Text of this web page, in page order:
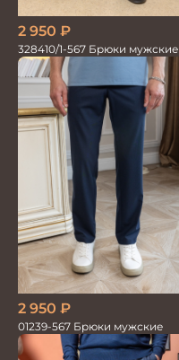
2 950 ₽
328410/1-567 Брюки мужские
2 950 ₽
01239-567 Брюки мужские